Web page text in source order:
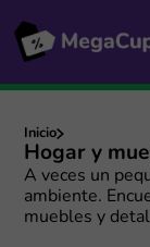
Inicio
Hogar y
A veces un
ambiente.
muebles y